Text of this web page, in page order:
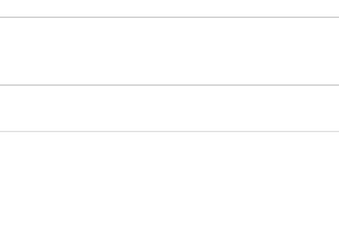
10時30分より
ね・お問い合わせなどありました